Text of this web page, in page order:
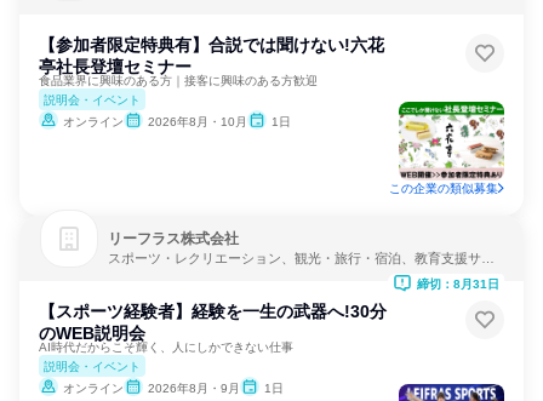
【参加者限定特典有】合説では聞けない!六花
亭社長登壇セミナー
食品業界に興味のある方｜接客に興味のある方歓迎
説明会・イベント
オンライン
2026年8月・10月 1日
この企業の類似募集
リーフラス株式会社
スポーツ・レクリエーション、観光・旅行・宿泊、教育支援サー
【スポーツ経験者】経験を一生の武器へ!30分
のWEB説明会
AI時代だからこそ輝く、人にしかできない仕事
説明会・イベント
オンライン
2026年8月・9月 1日
締切：8月31日